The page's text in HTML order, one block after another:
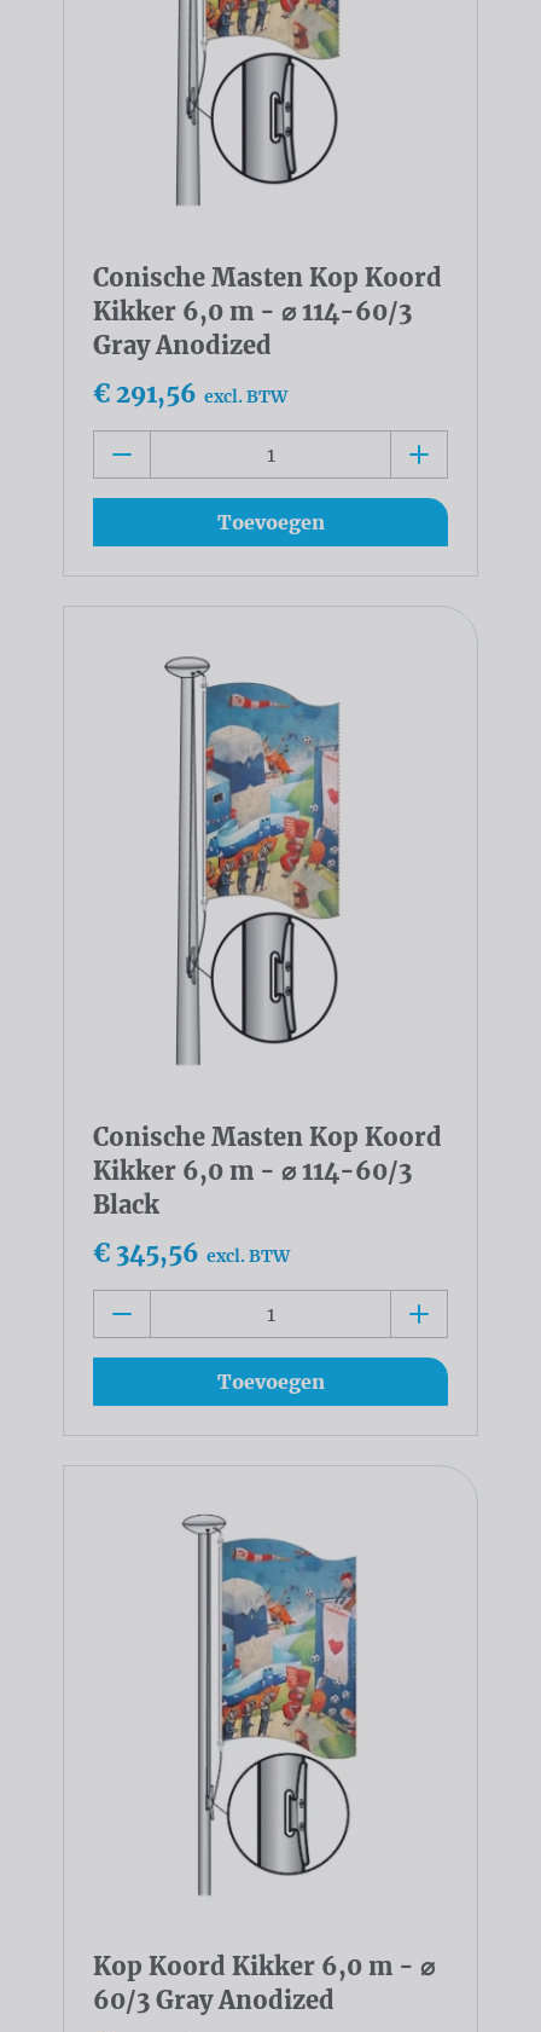
Conische Masten Kop Koord
Kikker 6,0 m - ⌀ 114-60/3
Gray Anodized
€ 291,56 excl. BTW
Toevoegen
Conische Masten Kop Koord
Kikker 6,0 m - ⌀ 114-60/3
Black
€ 345,56 excl. BTW
Toevoegen
Kop Koord Kikker 6,0 m - ⌀
60/3 Gray Anodized